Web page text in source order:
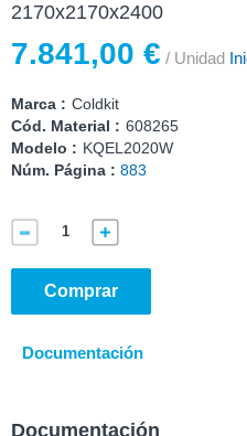
2170x2170x2400
7.841,00 € / Unidad
Marca : Coldkit
Cód. Material : 608265
Modelo : KQEL2020W
Núm. Página : 883
Comprar
Documentación
Documentación